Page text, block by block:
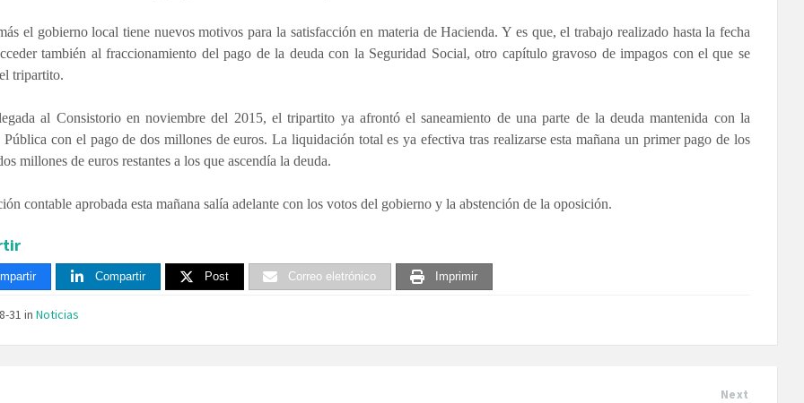
el gobierno local tiene nuevos motivos para la satisfacción en materia de Hacienda. Y es que, el trabajo realizado hasta la fecha
también al fraccionamiento del pago de la deuda con la Seguridad Social, otro capítulo gravoso de impagos con el que se
tripartito.
al Consistorio en noviembre del 2015, el tripartito ya afrontó el saneamiento de una parte de la deuda mantenida con la
Pública con el pago de dos millones de euros. La liquidación total es ya efectiva tras realizarse esta mañana un primer pago de los
millones de euros restantes a los que ascendía la deuda.
contable aprobada esta mañana salía adelante con los votos del gobierno y la abstención de la oposición.
Compartir Post Correo eletrónico Imprimir
31inNoticias
Next